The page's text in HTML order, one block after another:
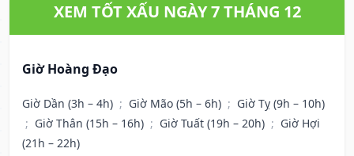
XEM TỐT XẤU NGÀY 7 THÁNG 12
Giờ Hoàng Đạo
Giờ Dần (3h – 4h) ; Giờ Mão (5h – 6h) ; Giờ Tỵ (9h – 10h)
; Giờ Thân (15h – 16h) ; Giờ Tuất (19h – 20h) ; Giờ Hợi
(21h – 22h)